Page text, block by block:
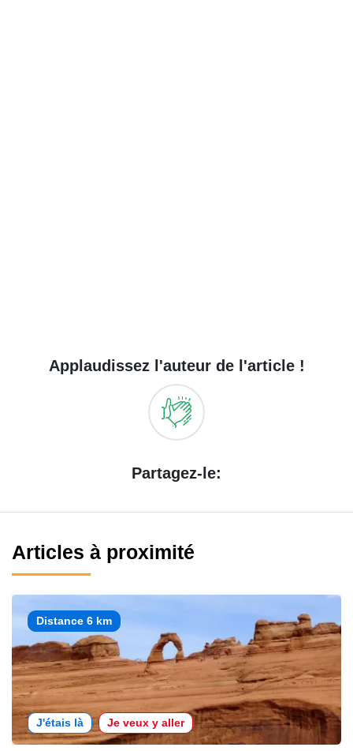
Applaudissez l'auteur de l'article !
Partagez-le:
Articles à proximité
Distance 6 km
J'étais là Je veux y aller